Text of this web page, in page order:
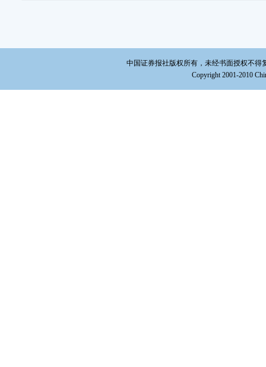
中国证券报社版权所有，未经书面授权不得
Copyright 2001-2010